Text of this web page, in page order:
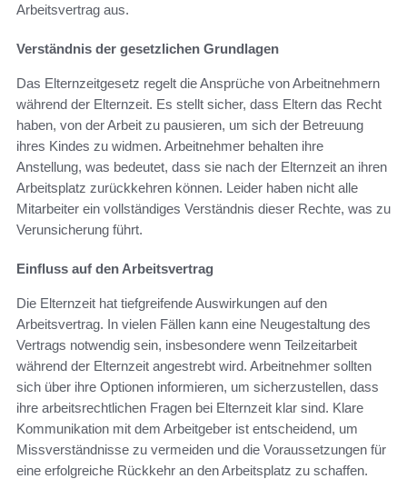
Arbeitsvertrag aus.
Verständnis der gesetzlichen Grundlagen
Das Elternzeitgesetz regelt die Ansprüche von Arbeitnehmern
während der Elternzeit. Es stellt sicher, dass Eltern das Recht
haben, von der Arbeit zu pausieren, um sich der Betreuung
ihres Kindes zu widmen. Arbeitnehmer behalten ihre
Anstellung, was bedeutet, dass sie nach der Elternzeit an ihren
Arbeitsplatz zurückkehren können. Leider haben nicht alle
Mitarbeiter ein vollständiges Verständnis dieser Rechte, was zu
Verunsicherung führt.
Einfluss auf den Arbeitsvertrag
Die Elternzeit hat tiefgreifende Auswirkungen auf den
Arbeitsvertrag. In vielen Fällen kann eine Neugestaltung des
Vertrags notwendig sein, insbesondere wenn Teilzeitarbeit
während der Elternzeit angestrebt wird. Arbeitnehmer sollten
sich über ihre Optionen informieren, um sicherzustellen, dass
ihre arbeitsrechtlichen Fragen bei Elternzeit klar sind. Klare
Kommunikation mit dem Arbeitgeber ist entscheidend, um
Missverständnisse zu vermeiden und die Voraussetzungen für
eine erfolgreiche Rückkehr an den Arbeitsplatz zu schaffen.